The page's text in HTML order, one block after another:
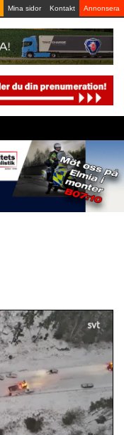
Mina sidor Kontakt Annonsera